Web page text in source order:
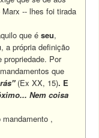
-- lhes foi tirada
que éseu,
, a própria definição
Por
que
(Ex XX, 15). E
Nem coisa
,